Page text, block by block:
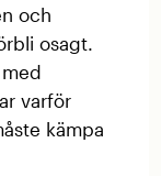
och
osagt.
varför
­kämpa